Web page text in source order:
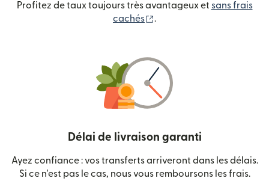
Profitez de taux toujours très avantageux et sans frais
cachés
.
Délai de livraison garanti
Ayez confiance : vos transferts arriveront dans les délais.
Si ce n'est pas le cas, nous vous remboursons les frais.